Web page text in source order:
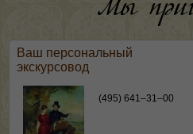
Ваш персональный
экскурсовод
(495) 641–31–00